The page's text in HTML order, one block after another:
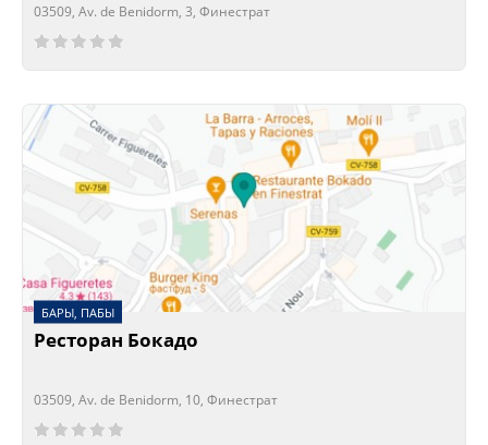
03509, Av. de Benidorm, 3, Финестрат
Сейчас открыто!
Сейчас закрыто!
БАРЫ, ПАБЫ
Ресторан Бокадо
03509, Av. de Benidorm, 10, Финестрат
Сейчас открыто!
Сейчас закрыто!